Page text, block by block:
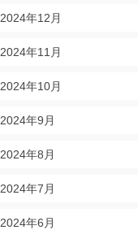
2024年12月
2024年11月
2024年10月
2024年9月
2024年8月
2024年7月
2024年6月